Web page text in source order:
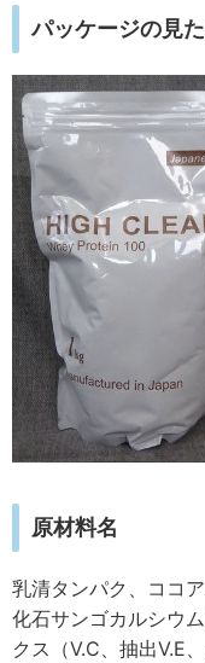
パッケージの見た
原材料名
乳清タンパク、ココ
化石サンゴカルシウ
クス（V.C、抽出V.E